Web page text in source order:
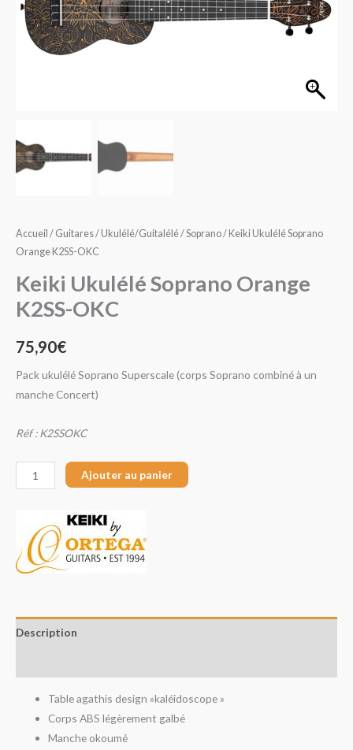
Accueil / Guitares/ Ukulélé/Guitalélé/Soprano/ Keiki Ukulélé Soprano
Orange K2SS-OKC
Keiki Ukulélé Soprano Orange
K2SS-OKC
75,90€
Pack ukulélé Soprano Superscale (corps Soprano combiné à un
manche Concert)
Réf :K2SSOKC
Orange
K2SS-
Ajouter au panier
Description
Table agathis design »kaléidoscope »
Corps ABS légèrement galbé
Manche okoumé